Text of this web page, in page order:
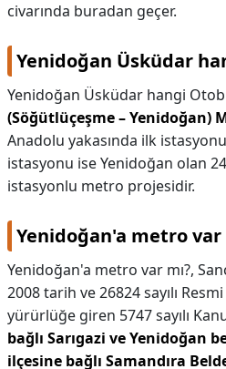
civarında buradan geçer.
Yenidoğan Üsküdar
Yenidoğan Üsküdar hangi
(Söğütlüçeşme – Yenidoğan)
Anadolu yakasında ilk
istasyonu ise Yenidoğan olan
istasyonlu metro projesidir.
Yenidoğan'a metro var
Yenidoğan'a metro var mı?,
2008 tarih ve 26824 sayılı
yürürlüğe giren 5747 sayılı
bağlı Sarıgazi ve Yenidoğan
ilçesine bağlı Samandıra